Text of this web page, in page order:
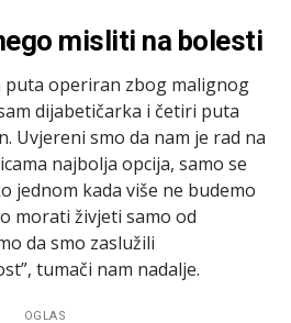
misliti na bolesti
puta operiran zbog malignog
dijabetičarka i četiri puta
Uvjereni smo da nam je rad na
najbolja opcija, samo se
jednom kada više ne budemo
morati živjeti samo od
da smo zaslužili
tumači nam nadalje.
OGLAS